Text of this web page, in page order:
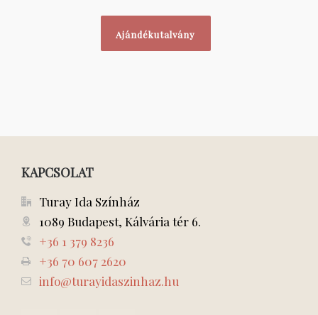
Ajándékutalvány
KAPCSOLAT
Turay Ida Színház
1089 Budapest, Kálvária tér 6.
+36 1 379 8236
+36 70 607 2620
info@turayidaszinhaz.hu